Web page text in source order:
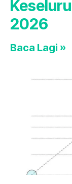
2026
Baca Lagi »